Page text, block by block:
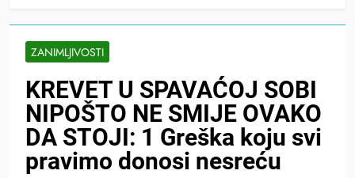
ZANIMLJIVOSTI
KREVET U SPAVAĆOJ SOBI
NIPOŠTO NE SMIJE OVAKO
DA STOJI: 1 Greška koju svi
pravimo donosi nesreću